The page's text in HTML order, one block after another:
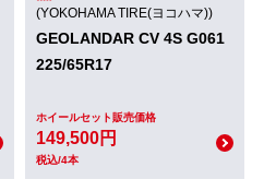
(YOKOHAMA TIRE(ヨコハマ))
GEOLANDAR CV 4S G061
225/65R17
ホイールセット販売価格
149,500円
税込/4本